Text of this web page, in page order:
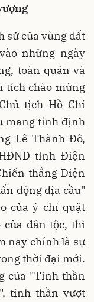
sử của vùng đất
những ngày
toàn quân và
tích chào mừng
tịch Hồ Chí
mang tính định
Lê Thành Đô,
tỉnh Điện
thắng Điện
động địa cầu"
của ý chí quật
của dân tộc, thì
nay chính là sự
thời đại mới.
của "Tinh thần
tinh thần vượt